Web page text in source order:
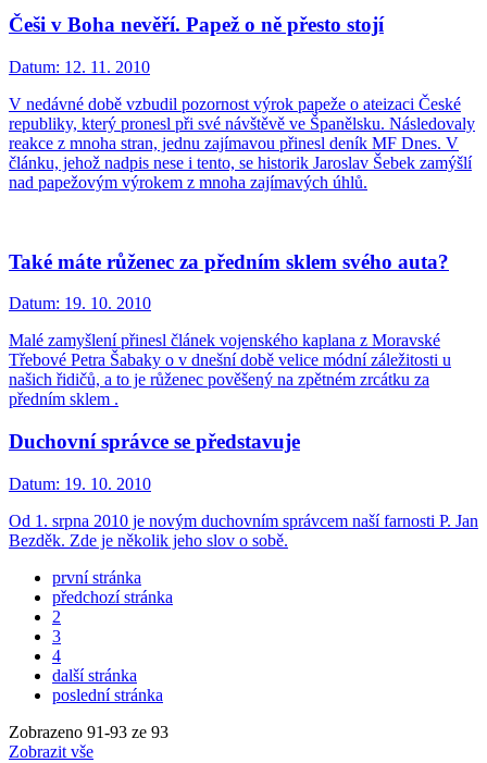
Češi v Boha nevěří. Papež o ně přesto stojí
Datum: 12. 11. 2010
V nedávné době vzbudil pozornost výrok papeže o ateizaci České
republiky, který pronesl při své návštěvě ve Španělsku. Následovaly
reakce z mnoha stran, jednu zajímavou přinesl deník MF Dnes. V
článku, jehož nadpis nese i tento, se historik Jaroslav Šebek zamýšlí
nad papežovým výrokem z mnoha zajímavých úhlů.
Také máte růženec za předním sklem svého auta?
Datum: 19. 10. 2010
Malé zamyšlení přinesl článek vojenského kaplana z Moravské
Třebové Petra Šabaky o v dnešní době velice módní záležitosti u
našich řidičů, a to je růženec pověšený na zpětném zrcátku za
předním sklem .
Duchovní správce se představuje
Datum: 19. 10. 2010
Od 1. srpna 2010 je novým duchovním správcem naší farnosti P. Jan
Bezděk. Zde je několik jeho slov o sobě.
první stránka
předchozí stránka
2
3
4
další stránka
poslední stránka
Zobrazeno 91-93 ze 93
Zobrazit vše